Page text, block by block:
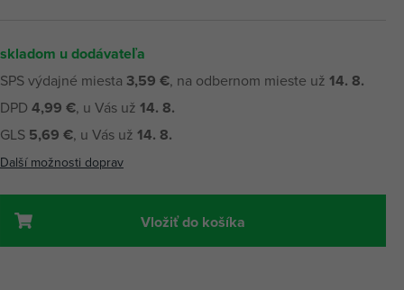
skladom u dodávateľa
SPS výdajné miesta 3,59 €, na odbernom mieste už 14. 8.
DPD 4,99 €, u Vás už 14. 8.
GLS 5,69 €, u Vás už 14. 8.
Další možnosti doprav
Vložiť do košíka